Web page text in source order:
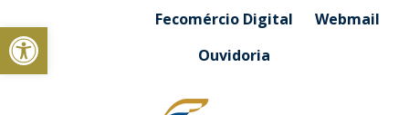
Abrir a barra de ferramentasFecomércio Digital
Webmail
Ouvidoria